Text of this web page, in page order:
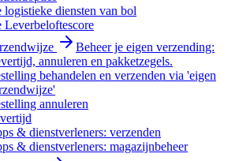
logistieke diensten van bol
Leverbeloftescore
Beheer je eigen verzending:
annuleren en pakketzegels.
behandelen en verzenden via 'eigen
annuleren
& dienstverleners: verzenden
& dienstverleners: magazijnbeheer